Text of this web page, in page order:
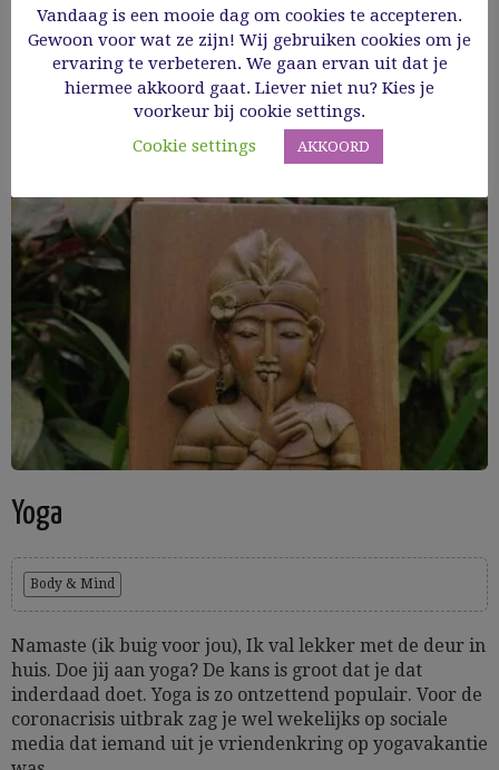
Yoga
Body & Mind
Namaste (ik buig voor jou), Ik val lekker met de deur in
huis. Doe jij aan yoga? De kans is groot dat je dat
inderdaad doet. Yoga is zo ontzettend populair. Voor de
coronacrisis uitbrak zag je wel wekelijks op sociale
media dat iemand uit je vriendenkring op yogavakantie
Vandaag is een mooie dag om cookies te accepteren.
Gewoon voor wat ze zijn! Wij gebruiken cookies om je
ervaring te verbeteren. We gaan ervan uit dat je
hiermee akkoord gaat. Liever niet nu? Kies je
voorkeur bij cookie settings.
Cookie settings
AKKOORD